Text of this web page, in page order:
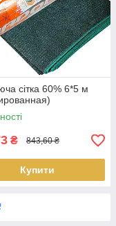
сітка 60% 6*5 м
₴ 843,60 ₴
Купити